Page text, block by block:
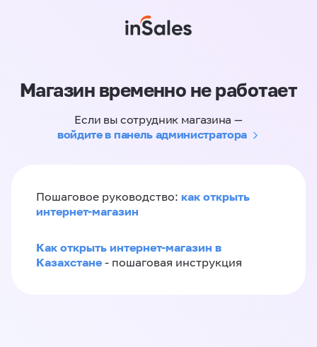
Магазин временно не работает
Если вы сотрудник магазина —
войдите в панель администратора
Пошаговое руководство: как открыть
интернет-магазин
Как открыть интернет-магазин в
Казахстане - пошаговая инструкция